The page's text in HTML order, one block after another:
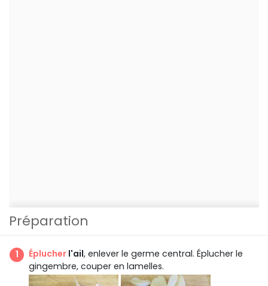
Préparation
Éplucher l'ail, enlever le germe central. Éplucher le
gingembre, couper en lamelles.